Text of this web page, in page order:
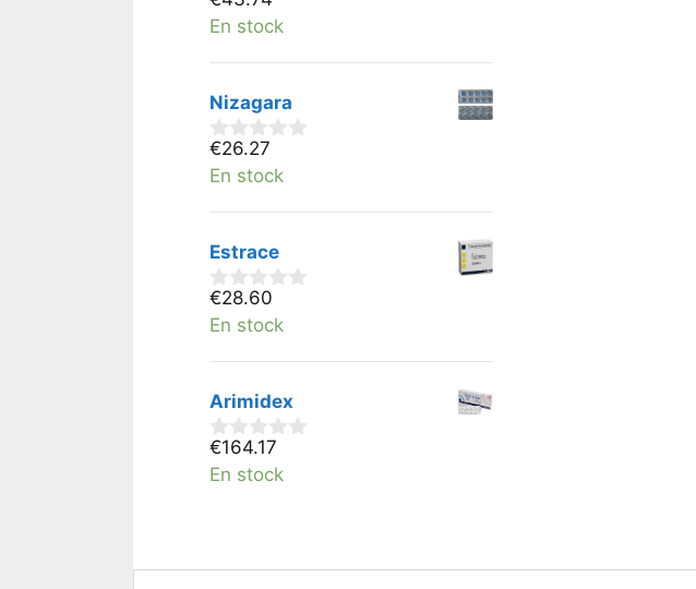
0
v
n
En stock
Nizagara
0
v
n
€26.27
En stock
Estrace
0
v
n
€28.60
En stock
Arimidex
0
v
€164.17
En stock